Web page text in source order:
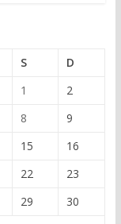
S
D
1
2
8
9
15
16
22
23
29
30